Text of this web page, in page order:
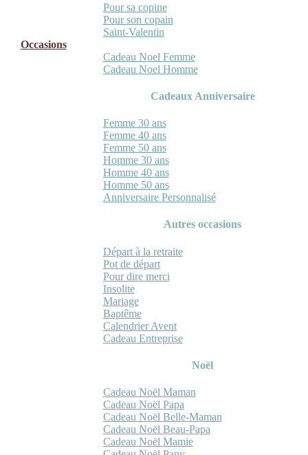
Pour sa copine
Pour son copain
Saint-Valentin
Occasions
Cadeau Noel Femme
Cadeau Noel Homme
Cadeaux Anniversaire
Femme 30 ans
Femme 40 ans
Femme 50 ans
Homme 30 ans
Homme 40 ans
Homme 50 ans
Anniversaire Personnalisé
Autres occasions
Départ à la retraite
Pot de départ
Pour dire merci
Insolite
Mariage
Baptême
Calendrier Avent
Cadeau Entreprise
Noël
Cadeau Noël Maman
Cadeau Noël Papa
Cadeau Noël Belle-Maman
Cadeau Noël Beau-Papa
Cadeau Noël Mamie